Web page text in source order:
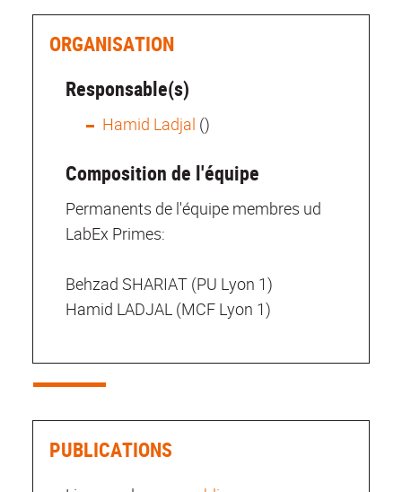
ORGANISATION
Responsable(s)
Hamid Ladjal ()
Composition de l'équipe
Permanents de l'équipe membres ud
LabEx Primes:
Behzad SHARIAT (PU Lyon 1)
Hamid LADJAL (MCF Lyon 1)
PUBLICATIONS